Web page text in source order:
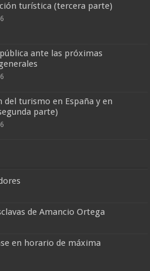
turística (tercera parte)
ante las próximas
del turismo en España y en
parte)
de Amancio Ortega
en horario de máxima